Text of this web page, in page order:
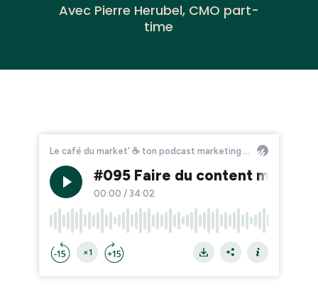
Avec Pierre Herubel, CMO part-
time